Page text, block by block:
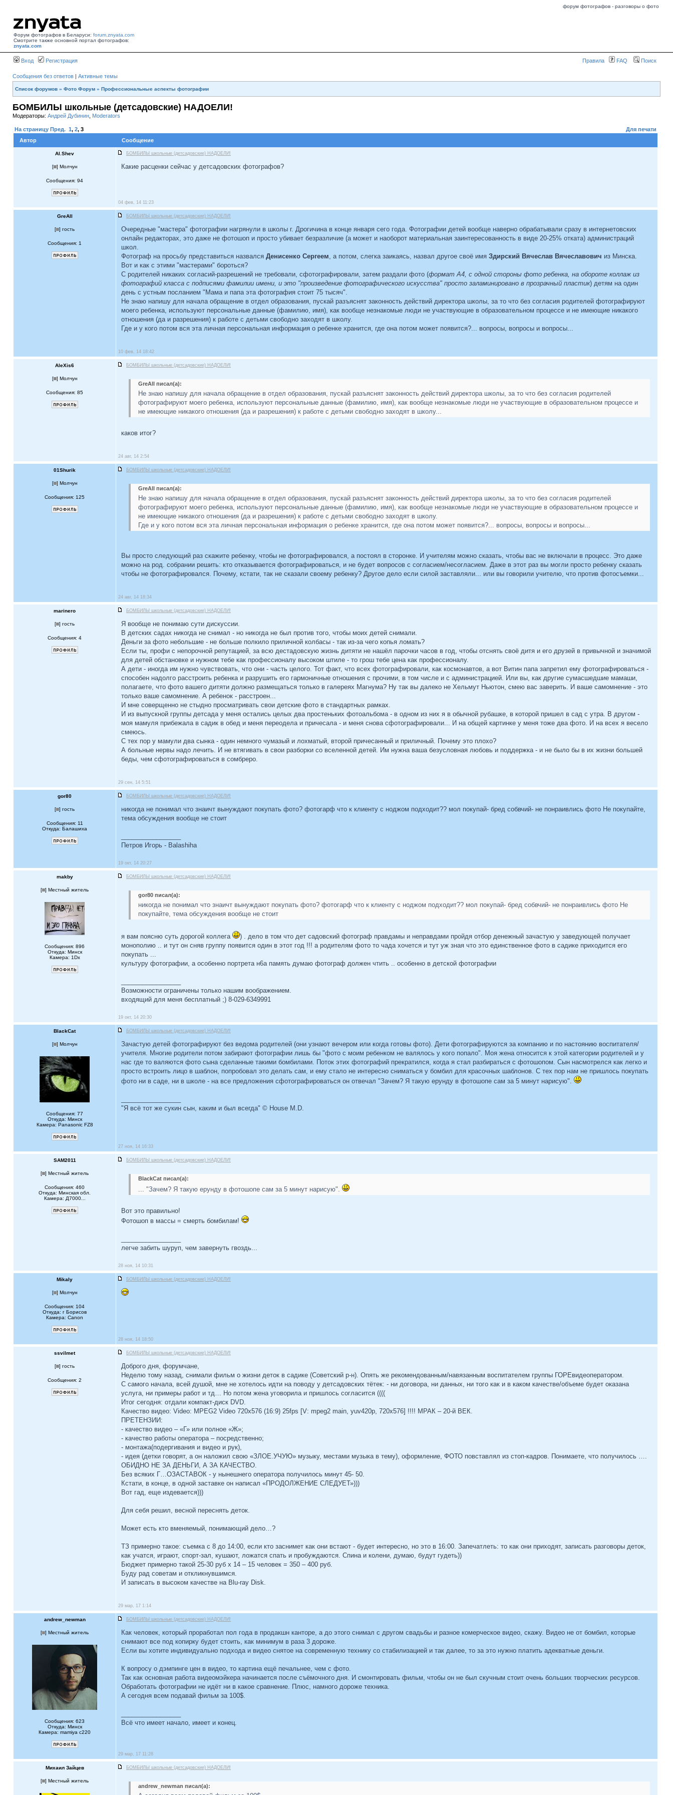
форум фотографов - разговоры о фото
Форум фотографов в Беларуси: forum.znyata.com
Смотрите также основной портал фотографов:
znyata.com
Вход Регистрация Правила FAQ Поиск
Сообщения без ответов | Активные темы
Список форумов » Фото Форум » Профессиональные аспекты фотографии
БОМБИЛЫ школьные (детсадовские) НАДОЕЛИ!
Модераторы: Андрей Дубинин Moderators
На страницу Пред. 1, 2, 3
Для печати
Автор
Сообщение
Al.Shev БОМБИЛЫ школьные (детсадовские) НАДОЕЛИ!
[ ] Молчун
Сообщения: 94
Какие расценки сейчас у детсадовских фотографов?
04 фев, 14 11:23
GreAll БОМБИЛЫ школьные (детсадовские) НАДОЕЛИ!
[ ] гость
Сообщения: 1
Очередные "мастера" фотографии нагрянули в школы г. Дрогичина в конце января сего года. Фотографии детей вообще наверно обрабатывали сразу в интернетовских
онлайн редакторах, это даже не фотошоп и просто убивает безразличие (а может и наоборот материальная заинтересованность в виде 20-25% отката) администраций
школ.
Фотограф на просьбу представиться назвался Денисенко Сергеем, а потом, слегка заикаясь, назвал другое своё имя Здирский Вячеслав Вячеславович из Минска.
Вот и как с этими "мастерами" бороться?
С родителей никаких согласий-разрешений не требовали, сфотографировали, затем раздали фото (формат А4, с одной стороны фото ребенка, на обороте коллаж из
фотографий класса с подписями фамилии имени, и это "произведение фотографического искусства" просто заламинировано в прозрачный пластик) детям на один
день с устным посланием "Мама и папа эта фотография стоит 75 тысяч".
Не знаю напишу для начала обращение в отдел образования, пускай разъяснят законность действий директора школы, за то что без согласия родителей фотографируют
моего ребенка, используют персональные данные (фамилию, имя), как вообще незнакомые люди не участвующие в образовательном процессе и не имеющие никакого
отношения (да и разрешения) к работе с детьми свободно заходят в школу.
Где и у кого потом вся эта личная персональная информация о ребенке хранится, где она потом может появится?... вопросы, вопросы и вопросы...
10 фев, 14 18:42
AleXis6 БОМБИЛЫ школьные (детсадовские) НАДОЕЛИ!
[ ] Молчун
Сообщения: 85
GreAll писал(а):
Не знаю напишу для начала обращение в отдел образования, пускай разъяснят законность действий директора школы, за то что без согласия родителей
фотографируют моего ребенка, используют персональные данные (фамилию, имя), как вообще незнакомые люди не участвующие в образовательном процессе и
не имеющие никакого отношения (да и разрешения) к работе с детьми свободно заходят в школу...
каков итог?
24 авг, 14 2:54
01Shurik БОМБИЛЫ школьные (детсадовские) НАДОЕЛИ!
[ ] Молчун
Сообщения: 125
GreAll писал(а):
Не знаю напишу для начала обращение в отдел образования, пускай разъяснят законность действий директора школы, за то что без согласия родителей
фотографируют моего ребенка, используют персональные данные (фамилию, имя), как вообще незнакомые люди не участвующие в образовательном процессе и
не имеющие никакого отношения (да и разрешения) к работе с детьми свободно заходят в школу.
Где и у кого потом вся эта личная персональная информация о ребенке хранится, где она потом может появится?... вопросы, вопросы и вопросы...
Вы просто следующий раз скажите ребенку, чтобы не фотографировался, а постоял в сторонке. И учителям можно сказать, чтобы вас не включали в процесс. Это даже
можно на род. собрании решить: кто отказывается фотографироваться, и не будет вопросов с согласием/несогласием. Даже в этот раз вы могли просто ребенку сказать
чтобы не фотографировался. Почему, кстати, так не сказали своему ребенку? Другое дело если силой заставляли... или вы говорили учителю, что против фотосъемки...
24 авг, 14 18:34
marinero БОМБИЛЫ школьные (детсадовские) НАДОЕЛИ!
[ ] гость
Сообщения: 4
Я вообще не понимаю сути дискуссии.
В детских садах никогда не снимал - но никогда не был против того, чтобы моих детей снимали.
Деньги за фото небольшие - не больше полкило приличной колбасы - так из-за чего копья ломать?
Если ты, профи с непорочной репутацией, за всю дестадовскую жизнь дитяти не нашёл парочки часов в год, чтобы отснять своё дитя и его друзей в привычной и значимой
для детей обстановке и нужном тебе как профессионалу высоком штиле - то грош тебе цена как профессионалу.
А дети - иногда им нужно чувствовать, что они - часть целого. Тот факт, что всех фотографировали, как космонавтов, а вот Витин папа запретил ему фотографироваться -
способен надолго расстроить ребенка и разрушить его гармоничные отношения с прочими, в том числе и с администрацией. Или вы, как другие сумасшедшие мамаши,
полагаете, что фото вашего дитяти должно размещаться только в галереях Магнума? Ну так вы далеко не Хельмут Ньютон, смею вас заверить. И ваше самомнение - это
только ваше самомнение. А ребенок - расстроен...
И мне соверщенно не стыдно просматривать свои детские фото в стандартных рамках.
И из выпускной группы детсада у меня остались целых два простеньких фотоальбома - в одном из них я в обычной рубашке, в которой пришел в сад с утра. В другом -
моя мамуля прибежала в садик в обед и меня переодела и причесала - и меня снова сфотографировали... И на общей картинке у меня тоже два фото. И на всех я весело
смеюсь.
С тех пор у мамули два сынка - один немного чумазый и лохматый, второй причесанный и приличный. Почему это плохо?
А больные нервы надо лечить. И не втягивать в свои разборки со вселенной детей. Им нужна ваша безусловная любовь и поддержка - и не было бы в их жизни большей
беды, чем сфотографироваться в сомбреро.
29 сен, 14 5:51
gor80 БОМБИЛЫ школьные (детсадовские) НАДОЕЛИ!
[ ] гость
Сообщения: 11
Откуда: Балашиха
никогда не понимал что знаичт вынуждают покупать фото? фотогарф что к клиенту с ноджом подходит?? мол покупай- бред собвчий- не понраивлись фото Не покупайте,
тема обсуждения вообще не стоит
Петров Игорь - Balashiha
19 окт, 14 20:27
makby БОМБИЛЫ школьные (детсадовские) НАДОЕЛИ!
[ ] Местный житель
Сообщения: 896
Откуда: Минск
Камера: 1Dx
gor80 писал(а):
никогда не понимал что знаичт вынуждают покупать фото? фотогарф что к клиенту с ноджом подходит?? мол покупай- бред собвчий- не понраивлись фото Не
покупайте, тема обсуждения вообще не стоит
я вам поясню суть дорогой коллега
) . дело в том что дет садовский фотограф правдамы и неправдами пройдя отбор денежный зачастую у заведующей получает
монополию .. и тут он сняв группу появится один в этот год !!! а родителям фото то чада хочется и тут уж зная что это единственное фото в садике приходится его
покупать ...
культуру фотографии, а особенно портрета н6а память думаю фотограф должен чтить .. особенно в детской фотографии
Возможности ограничены только нашим воображением.
входящий для меня бесплатный ;) 8-029-6349991
19 окт, 14 20:30
BlackCat БОМБИЛЫ школьные (детсадовские) НАДОЕЛИ!
[ ] Молчун
Сообщения: 77
Откуда: Минск
Камера: Panasonic FZ8
Зачастую детей фотографируют без ведома родителей (они узнают вечером или когда готовы фото). Дети фотографируются за компанию и по настоянию воспитателя/
учителя. Многие родители потом забирают фотографии лишь бы "фото с моим ребенком не валялось у кого попало". Моя жена относится к этой категории родителей и у
нас где то валяются фото сына сделанные такими бомбилами. Поток этих фотографий прекратился, когда я стал разбираться с фотошопом. Сын насмотрелся как легко и
просто встроить лицо в шаблон, попробовал это делать сам, и ему стало не интересно сниматься у бомбил для красочных шаблонов. С тех пор нам не пришлось покупать
фото ни в саде, ни в школе - на все предложения сфотографироваться он отвечал "Зачем? Я такую ерунду в фотошопе сам за 5 минут нарисую".
"Я всё тот же сукин сын, каким и был всегда" © House M.D.
27 ноя, 14 16:33
SAM2011 БОМБИЛЫ школьные (детсадовские) НАДОЕЛИ!
[ ] Местный житель
Сообщения: 460
Откуда: Минская обл.
Камера: Д7000...
BlackCat писал(а):
... "Зачем? Я такую ерунду в фотошопе сам за 5 минут нарисую".
Вот это правильно!
Фотошоп в массы = смерть бомбилам!
легче забить шуруп, чем завернуть гвоздь...
28 ноя, 14 10:31
Mikaly БОМБИЛЫ школьные (детсадовские) НАДОЕЛИ!
[ ] Молчун
Сообщения: 104
Откуда: г Борисов
Камера: Canon
28 ноя, 14 18:50
ssvilmet БОМБИЛЫ школьные (детсадовские) НАДОЕЛИ!
[ ] гость
Сообщения: 2
Доброго дня, форумчане,
Неделю тому назад, снимали фильм о жизни деток в садике (Советский р-н). Опять же рекомендованным/навязанным воспитателем группы ГОРЕвидеоператором.
C самого начала, всей душой, мне не хотелось идти на поводу у детсадовских тётек: - ни договора, ни данных, ни того как и в каком качестве/объеме будет оказана
услуга, ни примеры работ и тд… Но потом жена уговорила и пришлось согласится ((((
Итог сегодня: отдали компакт-диск DVD.
Качество видео: Video: MPEG2 Video 720x576 (16:9) 25fps [V: mpeg2 main, yuv420p, 720x576] !!!! МРАК – 20-й ВЕК.
ПРЕТЕНЗИИ:
- качество видео – «Г» или полное «Ж»;
- качество работы оператора – посредственно;
- монтажа(подергивания и видео и рук),
- идея (детки говорят, а он наложил свою «ЗЛОЕ.УЧУЮ» музыку, местами музыка в тему), оформление, ФОТО повставлял из стоп-кадров. Понимаете, что получилось ….
ОБИДНО НЕ ЗА ДЕНЬГИ, А ЗА КАЧЕСТВО.
Без всяких Г…ОЗАСТАВОК - у нынешнего оператора получилось минут 45- 50.
Кстати, в конце, в одной заставке он написал «ПРОДОЛЖЕНИЕ СЛЕДУЕТ»)))
Вот гад, еще издевается)))
Для себя решил, весной переснять деток.
Может есть кто вменяемый, понимающий дело…?
ТЗ примерно такое: съемка с 8 до 14:00, если кто заснимет как они встают - будет интересно, но это в 16:00. Запечатлеть: то как они приходят, записать разговоры деток,
как учатся, играют, спорт-зал, кушают, ложатся спать и пробуждаются. Спина и колени, думаю, будут гудеть))
Бюджет примерно такой 25-30 руб х 14 – 15 человек = 350 – 400 руб.
Буду рад советам и откликнувшимся.
И записать в высоком качестве на Blu-ray Disk.
29 мар, 17 1:14
andrew_newman БОМБИЛЫ школьные (детсадовские) НАДОЕЛИ!
[ ] Местный житель
Сообщения: 623
Откуда: Минск
Камера: mamiya c220
Как человек, который проработал пол года в продакшн канторе, а до этого снимал с другом свадьбы и разное комерческое видео, скажу. Видео не от бомбил, которые
снимают все под копирку будет стоить, как минимум в раза 3 дороже.
Если вы хотите индивидуально подхода и видео снятое на современную технику со стабилизацией и так далее, то за это нужно платить адекватные деньги.
К вопросу о дэмпинге цен в видео, то картина ещё печальнее, чем с фото.
Так как основная работа видеомэйкера начинается после съёмочного дня. И смонтировать фильм, чтобы он не был скучным стоит очень больших творческих ресурсов.
Обработать фотографии не идёт ни в какое сравнение. Плюс, намного дороже техника.
А сегодня всем подавай фильм за 100$.
Всё что имеет начало, имеет и конец.
29 мар, 17 11:28
Михаил Зайцев БОМБИЛЫ школьные (детсадовские) НАДОЕЛИ!
[ ] Местный житель
andrew_newman писал(а):